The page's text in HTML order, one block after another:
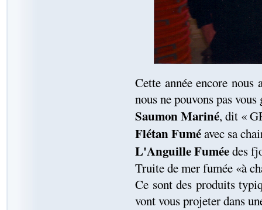
Cette année encore nous
nous ne pouvons pas
Saumon Mariné, dit «
Flétan Fuméavec sa
L'Anguille Fuméedes
Truite de mer fumée «à
Ce sont des produits
vont vous projeter dans